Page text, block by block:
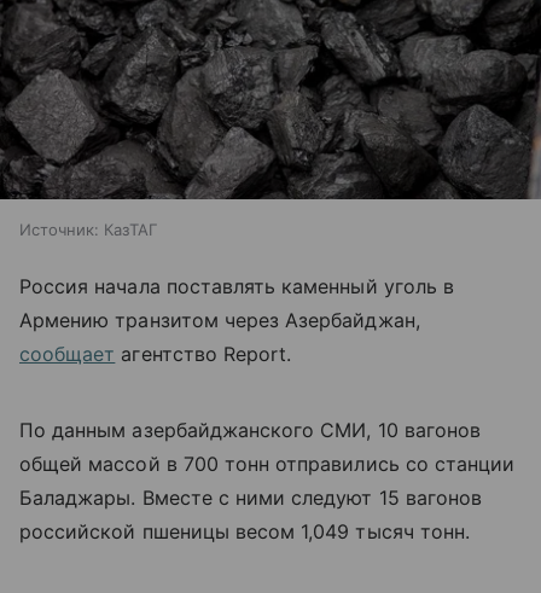
Источник: КазТАГ
Россия начала поставлять каменный уголь в
Армению транзитом через Азербайджан,
сообщает агентство Report.
По данным азербайджанского СМИ, 10 вагонов
общей массой в 700 тонн отправились со станции
Баладжары. Вместе с ними следуют 15 вагонов
российской пшеницы весом 1,049 тысяч тонн.